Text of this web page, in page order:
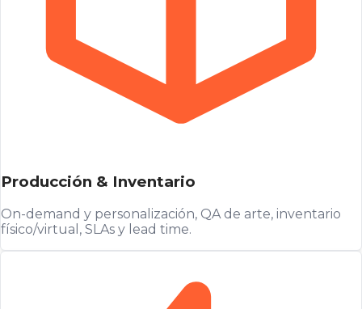
Producción & Inventario
On-demand y personalización, QA de arte, inventario
físico/virtual, SLAs y lead time.